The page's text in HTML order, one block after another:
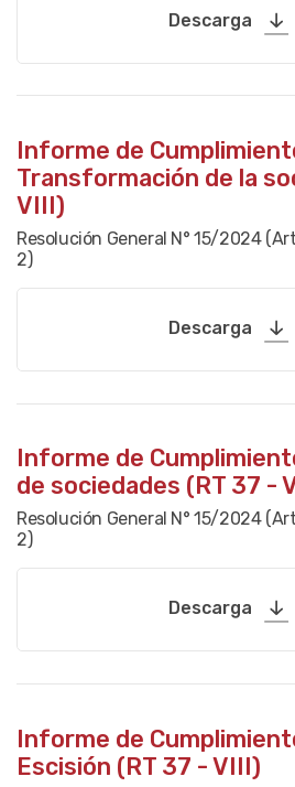
Descarga
Informe de
Transformación de la
VIII)
Resolución General N° 15/2024
2)
Descarga
Informe de
de sociedades (RT 37 -
Resolución General N° 15/2024
2)
Descarga
Informe de
Escisión (RT 37 - VIII)